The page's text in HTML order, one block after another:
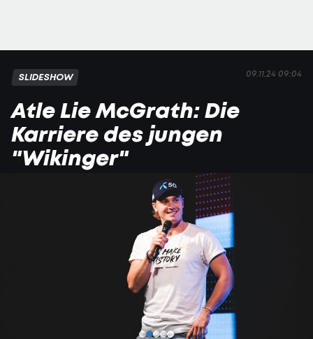
09.11.24 09:04
SLIDESHOW
Atle Lie McGrath: Die
Karriere des jungen
"Wikinger"